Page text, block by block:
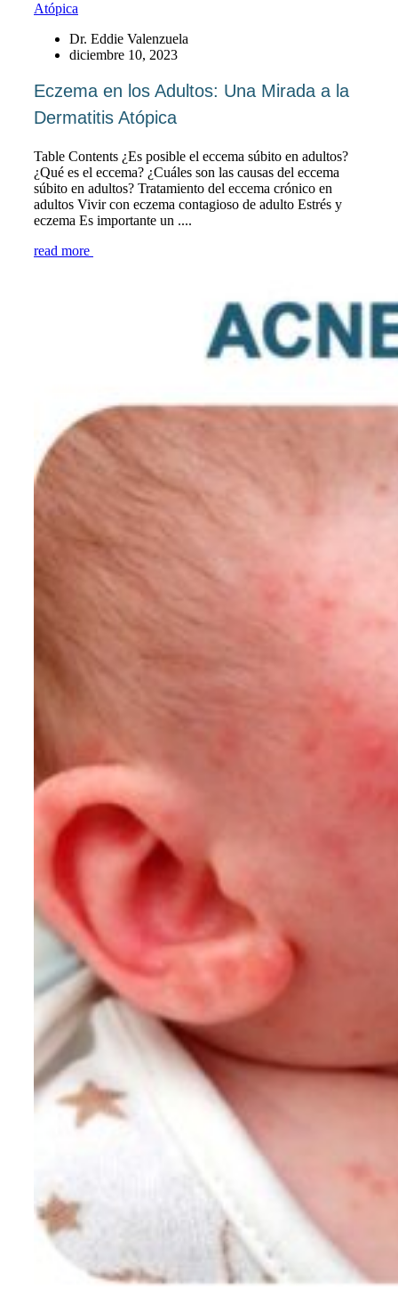
Dr. Eddie Valenzuela
diciembre 10, 2023
Eczema en los Adultos: Una Mirada a la
Dermatitis Atópica
Table Contents ¿Es posible el eccema súbito en adultos?
¿Qué es el eccema? ¿Cuáles son las causas del eccema
súbito en adultos? Tratamiento del eccema crónico en
adultos Vivir con eczema contagioso de adulto Estrés y
eczema Es importante un ....
read more